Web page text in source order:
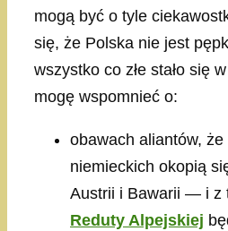
mogą być o tyle
się, że Polska nie jest
wszystko co złe stało się
mogę wspomnieć o:
obawach aliantów,
niemieckich okopią
Austrii i Bawarii — i z
Reduty Alpejskiej